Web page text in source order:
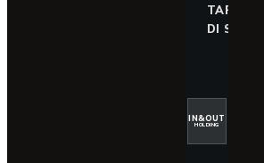
DI
IN&OUT
HOLDING